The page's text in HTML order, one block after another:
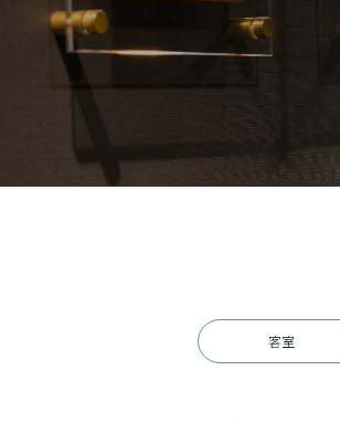
客室